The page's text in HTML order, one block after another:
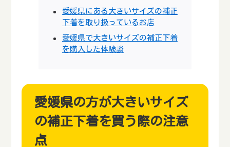
愛媛県にある大きいサイズの補正
下着を取り扱っているお店
愛媛県で大きいサイズの補正下着
を購入した体験談
愛媛県の方が大きいサイズ
の補正下着を買う際の注意
点